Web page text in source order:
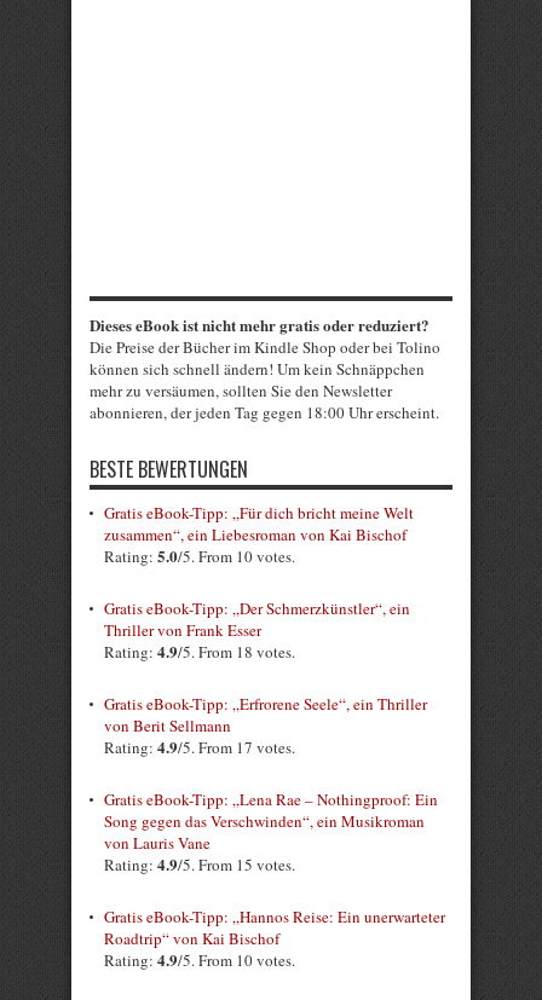
Dieses eBook ist nicht mehr gratis oder reduziert?
Die Preise der Bücher im Kindle Shop oder bei Tolino
können sich schnell ändern! Um kein Schnäppchen
mehr zu versäumen, sollten Sie den Newsletter
abonnieren, der jeden Tag gegen 18:00 Uhr erscheint.
BESTE BEWERTUNGEN
Gratis eBook-Tipp: „Für dich bricht meine Welt
zusammen“, ein Liebesroman von Kai Bischof
Rating: 5.0/5. From 10 votes.
Gratis eBook-Tipp: „Der Schmerzkünstler“, ein
Thriller von Frank Esser
Rating: 4.9/5. From 18 votes.
Gratis eBook-Tipp: „Erfrorene Seele“, ein Thriller
von Berit Sellmann
Rating: 4.9/5. From 17 votes.
Gratis eBook-Tipp: „Lena Rae – Nothingproof: Ein
Song gegen das Verschwinden“, ein Musikroman
von Lauris Vane
Rating: 4.9/5. From 15 votes.
Gratis eBook-Tipp: „Hannos Reise: Ein unerwarteter
Roadtrip“ von Kai Bischof
Rating: 4.9/5. From 10 votes.